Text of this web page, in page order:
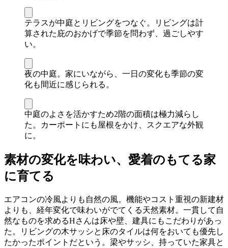
テラスが中庭とリビングをつなぐ。リビングは計
算された庇のおかげで季節を問わず、過ごしやす
い。
夜の中庭。家にいながら、一日の変化も季節の変
化も間近に感じられる。
中庭のよさを活かすため2階の面積は極力減らし
た。カーポートにも屋根をかけ、スクエアな外観
に。
素材の変化を味わい、愛着のもてる家
に育てる
エアコンの冷風よりも自然の風。機能やコスト重視の新建材
よりも、経年変化で味わいがでてくる天然素材。一貫して自
然なものを求めるHさんは床や壁、建具にもこだわりがあっ
た。リビングの木サッシと床のタイルは何をおいても優先し
たかったポイントだという。梁やサッシ、持っていた家具と